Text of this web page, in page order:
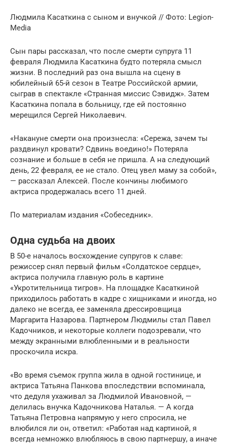
Людмила Касаткина с сыном и внучкой // Фото: Legion-
Media
Сын пары рассказал, что после cмepти супруга 11
февраля Людмила Касаткина будто потеряла смысл
жизни. В последний раз она вышла на сцену в
юбилейный 65-й сезон в Театре Российской армии,
сыграв в спектакле «Странная миссис Сэвидж». Затем
Касаткина попала в больницу, где ей постоянно
мерещился Сергeй Николаевич.
«Накануне cмepти она произнесла: «Сережа, зачем ты
раздвинул кровати? Сдвинь воедино!» Потеряла
сознание и больше в себя не пришла. А на следующий
день, 22 февраля, ее не стало. Отец увел маму за собой»,
— рассказал Алексей. После кончины любимого
актриса продержалась всего 11 дней.
По материалам издания «Собеседник».
Одна судьба на двоих
В 50-е началось восхождение супругов к славе:
режиссер снял первый фильм «Солдатское сердце»,
актриса получила главную роль в картине
«Укротительница тигров». На площадке Касаткиной
приходилось работать в кадре с хищниками и иногда, но
далеко не всегда, ее заменяла дрессировщица
Маргарита Назарова. Партнером Людмилы стал Павел
Кадочников, и некоторые коллеги подозревали, что
между экранными влюбленными и в реальности
проскочила искра.
«Во время съемок группа жила в одной гостинице, и
актриса Татьяна Панкова впоследствии вспоминала,
что дедуля ухаживал за Людмилой Ивановной, —
делилась внучка Кадочникова Наталья. — А когда
Татьяна Петровна напрямую у него спросила, не
влюбился ли он, ответил: «Работая над картиной, я
всегда немножко влюбляюсь в свою партнершу, а иначе